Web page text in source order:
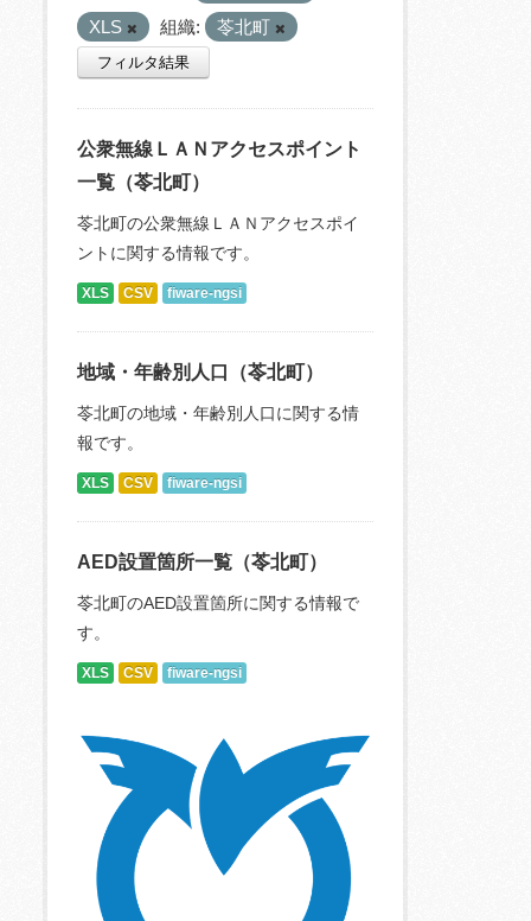
XLS
組織: 苓北町
フィルタ結果
公衆無線ＬＡＮアクセスポイント
一覧（苓北町）
苓北町の公衆無線ＬＡＮアクセスポイ
ントに関する情報です。
XLS CSV fiware-ngsi
地域・年齢別人口（苓北町）
苓北町の地域・年齢別人口に関する情
報です。
XLS CSV fiware-ngsi
AED設置箇所一覧（苓北町）
苓北町のAED設置箇所に関する情報で
す。
XLS CSV fiware-ngsi